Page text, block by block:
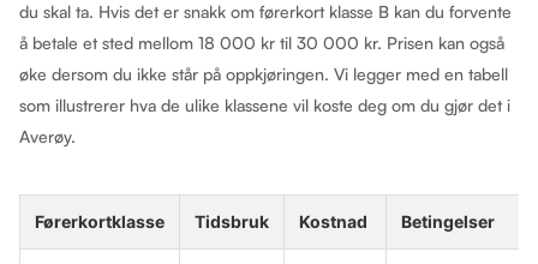
du skal ta. Hvis det er snakk om førerkort klasse B kan du forvente
å betale et sted mellom 18 000 kr til 30 000 kr. Prisen kan også
øke dersom du ikke står på oppkjøringen. Vi legger med en tabell
som illustrerer hva de ulike klassene vil koste deg om du gjør det i
Averøy.
Førerkortklasse Tidsbruk Kostnad Betingelser